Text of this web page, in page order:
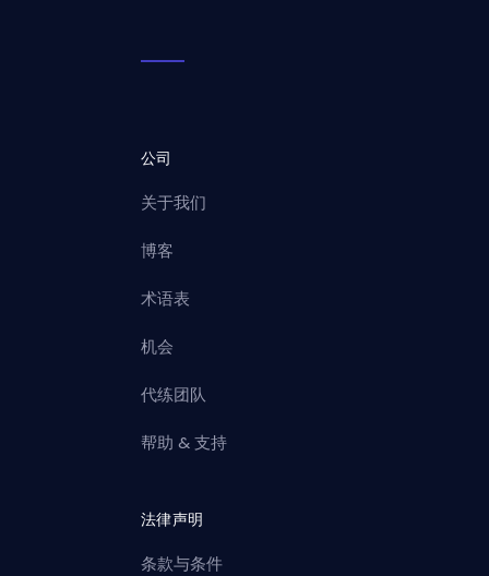
公司
关于我们
博客
术语表
机会
代练团队
帮助 & 支持
法律声明
条款与条件